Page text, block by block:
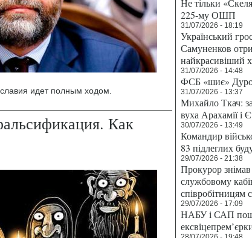
идет полным ходом.
Как
Не тільки
225-му ОШП
31/07/2026 - 18:19
Український
Самуненков
найкрасивіший
31/07/2026 - 14:48
ФСБ «шиє»
31/07/2026 - 13:37
Михайло Ткач:
вуха Арахамії і
30/07/2026 - 13:49
Командир
83 підлеглих
29/07/2026 - 21:38
Прокурор
службовому
співробітницям
29/07/2026 - 17:09
НАБУ і САП